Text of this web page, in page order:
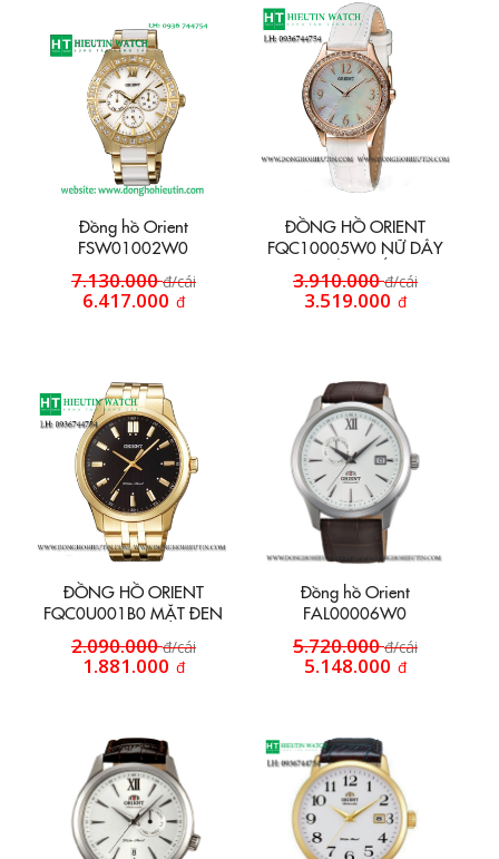
Đồng hồ Orient
FSW01002W0
7.130.000đ/cái
6.417.000 đ
ĐỒNG HỒ ORIENT
FQC10005W0 NỮ DÂY
DA MÀU TRẮNG
3.910.000đ/cái
3.519.000 đ
ĐỒNG HỒ ORIENT
FQC0U001B0 MẶT ĐEN
2.090.000đ/cái
1.881.000 đ
Đồng hồ Orient
FAL00006W0
5.720.000đ/cái
5.148.000 đ